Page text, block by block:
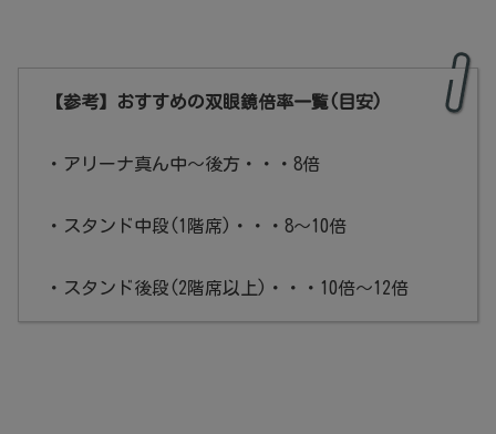
【参考】おすすめの双眼鏡倍率一覧(目安)
・アリーナ真ん中～後方・・・8倍
・スタンド中段(1階席)・・・8～10倍
・スタンド後段(2階席以上)・・・10倍～12倍